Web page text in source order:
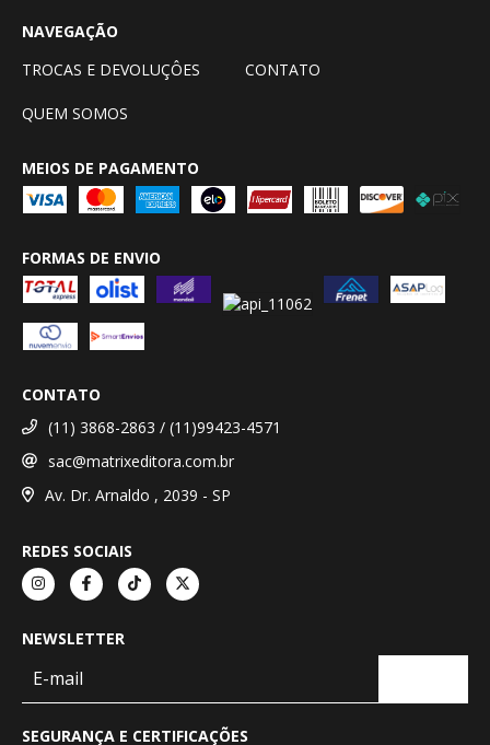
NAVEGAÇÃO
TROCAS E DEVOLUÇÔES
CONTATO
QUEM SOMOS
MEIOS DE PAGAMENTO
FORMAS DE ENVIO
CONTATO
(11) 3868-2863 / (11)99423-4571
sac@matrixeditora.com.br
Av. Dr. Arnaldo , 2039 - SP
REDES SOCIAIS
NEWSLETTER
SEGURANÇA E CERTIFICAÇÕES